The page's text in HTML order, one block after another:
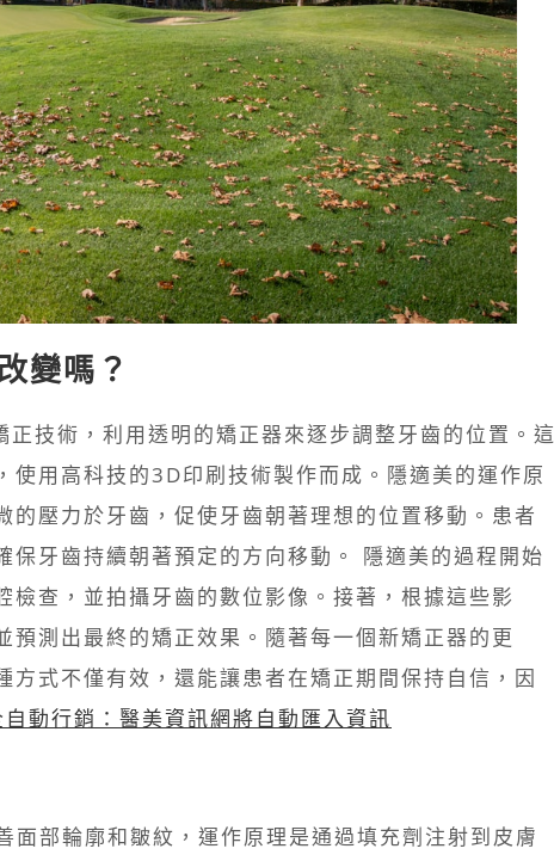
變嗎？
技術，利用透明的矯正器來逐步調整牙齒的位置。這
用高科技的3D印刷技術製作而成。隱適美的運作原
壓力於牙齒，促使牙齒朝著理想的位置移動。患者
牙齒持續朝著預定的方向移動。 隱適美的過程開始
查，並拍攝牙齒的數位影像。接著，根據這些影
測出最終的矯正效果。隨著每一個新矯正器的更
式不僅有效，還能讓患者在矯正期間保持自信，因
動行銷：醫美資訊網將自動匯入資訊
面部輪廓和皺紋，運作原理是通過填充劑注射到皮膚